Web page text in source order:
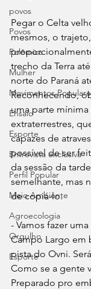
povos
Povos
Polêmica
Mulher
Movimentos
Ensaio
Esporte
Entrevista exclusiva
Perfil Popular
Meio Ambiente
Agroecologia
Orgulho
Esporte
Pegar o Celta
mesmos, o
trecho da Terra
norte do Paraná
Reconhecendo,
uma parte
extraterrestres,
capazes de
possível de ser
da sessão da
semelhante, mas
de copiá-lo.
- Vamos fazer
Campo Largo em
pista do Ovni.
Como se a gente
Preparado pro